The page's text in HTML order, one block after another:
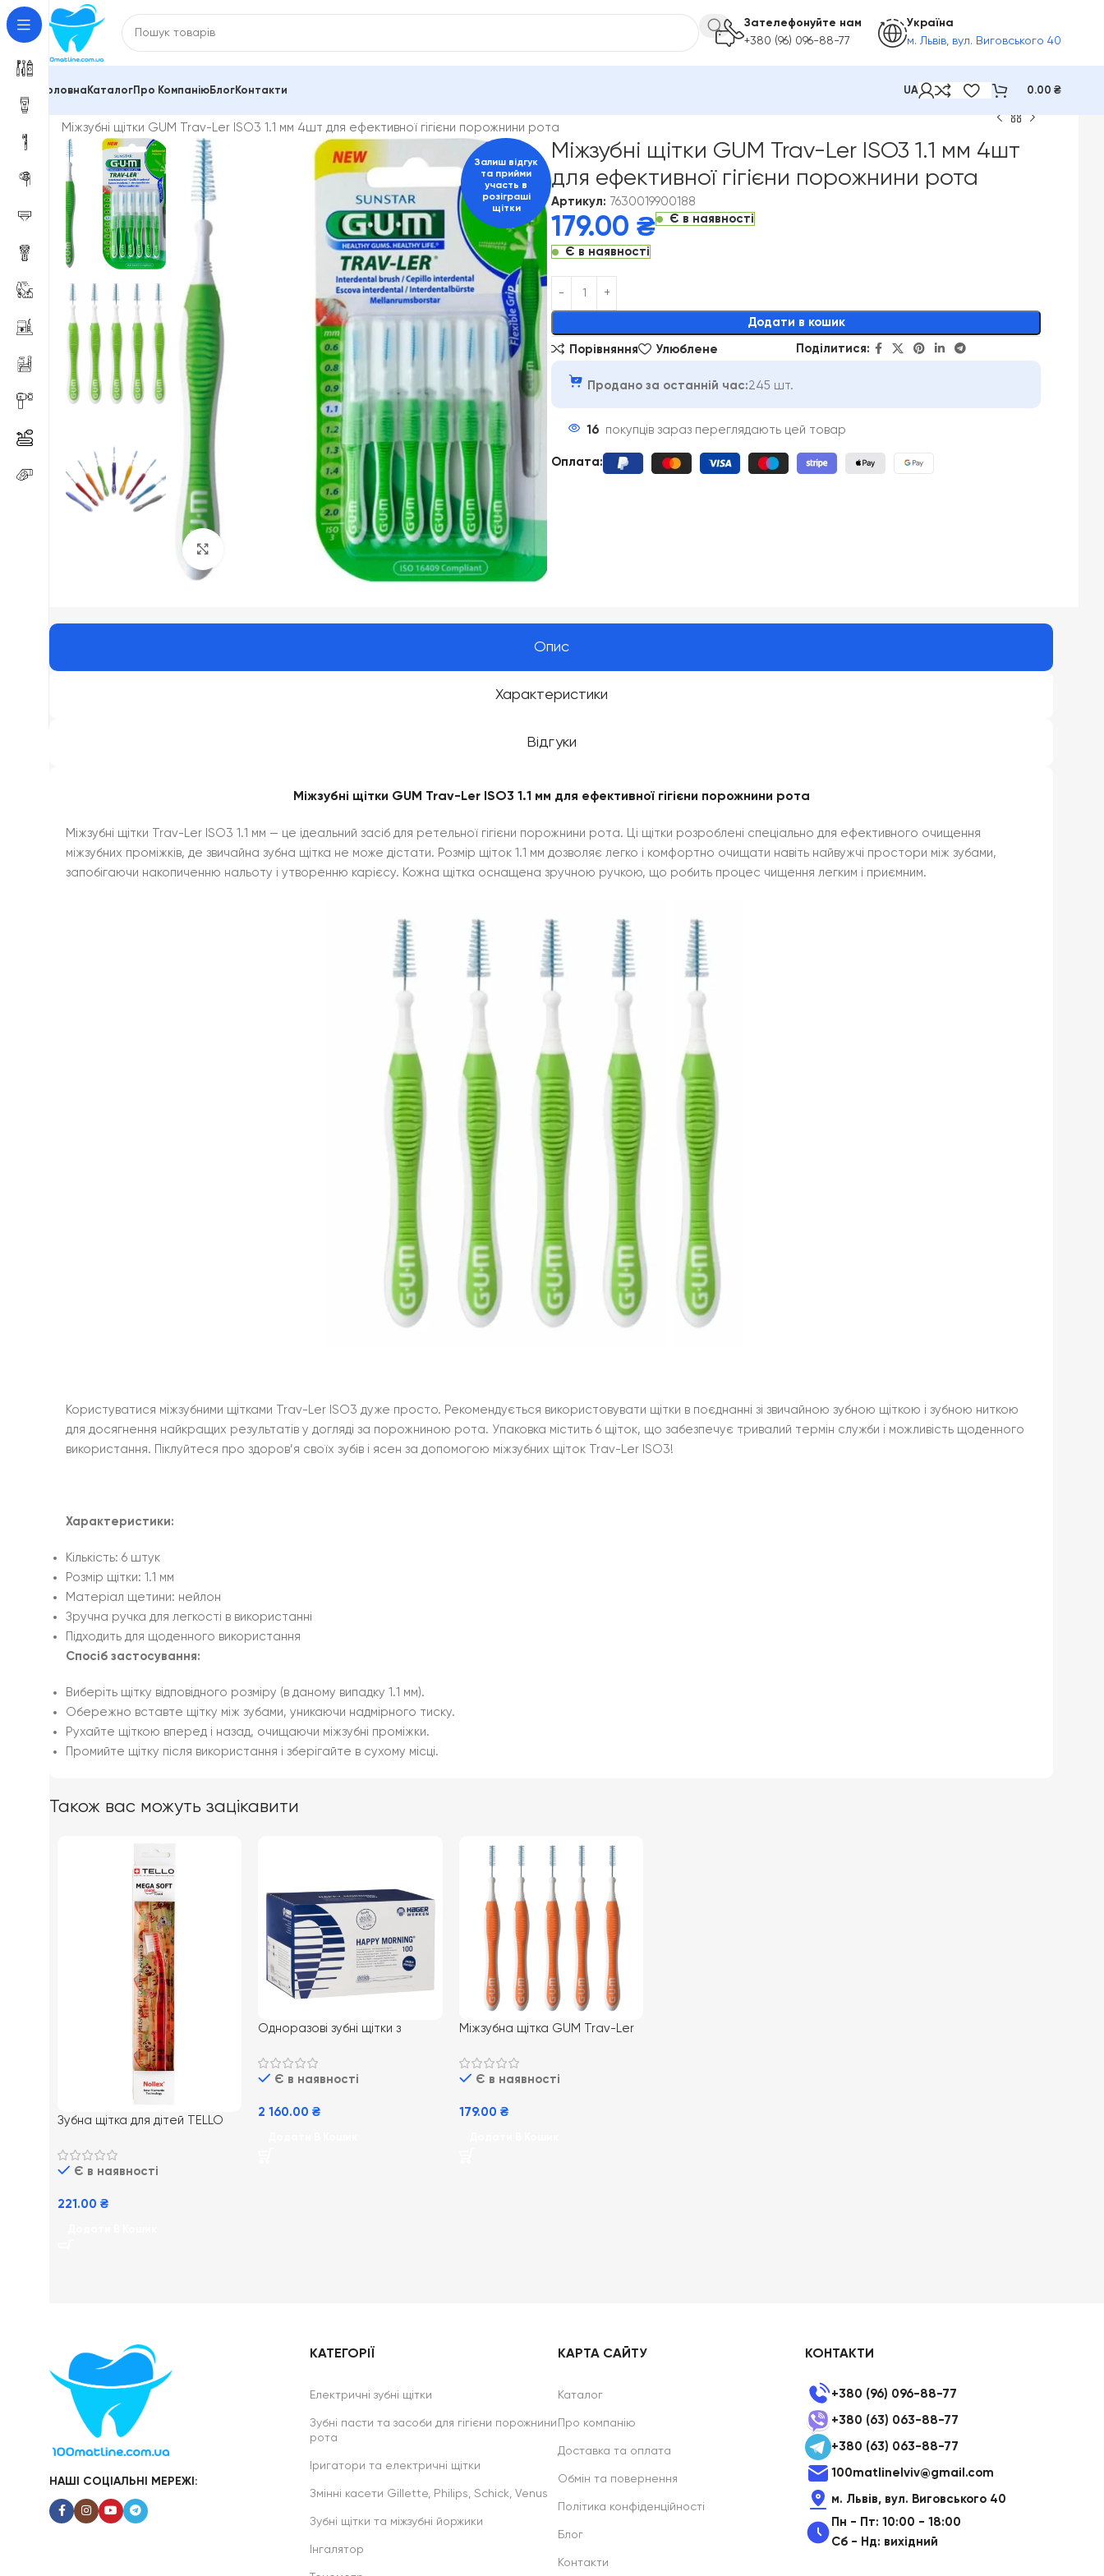
Зателефонуйте нам
+380 (96) 096-88-77
Україна
м. Львів, вул. Виговського 40
Головна КаталогПро КомпаніюБлогКонтакти UA 0.00 ₴
Міжзубні щітки GUM Trav-Ler ISO3 1.1 мм 4шт для ефективної гігієни порожнини рота
Залиш відгук
та прийми
участь в
розіграші
щітки
Міжзубні щітки GUM Trav-Ler ISO3 1.1 мм 4шт
для ефективної гігієни порожнини рота
Артикул: 7630019900188
179.00 ₴ Є в наявності
Є в наявності
Додати в кошик
Alternative:
Порівняння Улюблене Поділитися:
Продано за останній час:245 шт.
16 покупців зараз переглядають цей товар
Оплата:
Опис
Характеристики
Відгуки
Міжзубні щітки GUM Trav-Ler ISO3 1.1 мм для ефективної гігієни порожнини рота
Міжзубні щітки Trav-Ler ISO3 1.1 мм — це ідеальний засіб для ретельної гігієни порожнини рота. Ці щітки розроблені спеціально для ефективного очищення
міжзубних проміжків, де звичайна зубна щітка не може дістати. Розмір щіток 1.1 мм дозволяє легко і комфортно очищати навіть найвужчі простори між зубами,
запобігаючи накопиченню нальоту і утворенню карієсу. Кожна щітка оснащена зручною ручкою, що робить процес чищення легким і приємним.
Користуватися міжзубними щітками Trav-Ler ISO3 дуже просто. Рекомендується використовувати щітки в поєднанні зі звичайною зубною щіткою і зубною ниткою
для досягнення найкращих результатів у догляді за порожниною рота. Упаковка містить 6 щіток, що забезпечує тривалий термін служби і можливість щоденного
використання. Піклуйтеся про здоров’я своїх зубів і ясен за допомогою міжзубних щіток Trav-Ler ISO3!
Характеристики:
Кількість: 6 штук
Розмір щітки: 1.1 мм
Матеріал щетини: нейлон
Зручна ручка для легкості в використанні
Підходить для щоденного використання
Спосіб застосування:
Виберіть щітку відповідного розміру (в даному випадку 1.1 мм).
Обережно вставте щітку між зубами, уникаючи надмірного тиску.
Рухайте щіткою вперед і назад, очищаючи міжзубні проміжки.
Промийте щітку після використання і зберігайте в сухому місці.
Також вас можуть зацікавити
Зубна щітка для дітей TELLO
щільною щетиною (0-5 років)
Є в наявності
221.00 ₴
Одноразові зубні щітки з
Morning 100 шт
Є в наявності
2 160.00₴
Міжзубна щітка GUM Trav-Ler
гігієни зубів
Є в наявності
179.00 ₴
НАШІ СОЦІАЛЬНІ МЕРЕЖІ:
КАТЕГОРІЇ
Електричні зубні щітки
Зубні пасти та засоби для гігієни порожнини
рота
Іригатори та електричні щітки
Змінні касети Gillette, Philips, Schick, Venus
Зубні щітки та міжзубні йоржики
Інгалятор
КАРТА САЙТУ
Каталог
Про компанію
Доставка та оплата
Обмін та повернення
Політика конфіденційності
Блог
Контакти
КОНТАКТИ
+380 (96) 096-88-77
+380 (63) 063-88-77
+380 (63) 063-88-77
100matlinelviv@gmail.com
м. Львів, вул. Виговського 40
Пн - Пт: 10:00 - 18:00
Сб - Нд: вихідний